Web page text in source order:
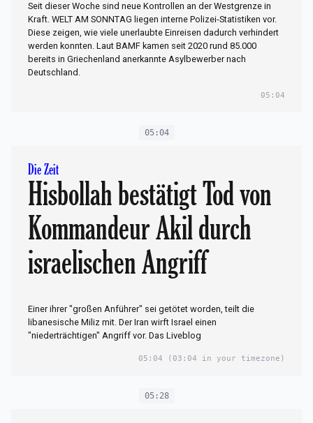
Seit dieser Woche sind neue Kontrollen an der Westgrenze in
Kraft. WELT AM SONNTAG liegen interne Polizei-Statistiken vor.
Diese zeigen, wie viele unerlaubte Einreisen dadurch verhindert
werden konnten. Laut BAMF kamen seit 2020 rund 85.000
bereits in Griechenland anerkannte Asylbewerber nach
Deutschland.
05:04
05:04
Die Zeit
Hisbollah bestätigt Tod von
Kommandeur Akil durch
israelischen Angriff
Einer ihrer "großen Anführer" sei getötet worden, teilt die
libanesische Miliz mit. Der Iran wirft Israel einen
"niederträchtigen" Angriff vor. Das Liveblog
05:04 (03:04 in your timezone)
05:28